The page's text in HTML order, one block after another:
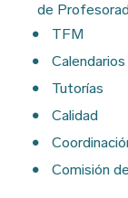
de
TFM
Calendarios
Tutorías
Calidad
Comisión